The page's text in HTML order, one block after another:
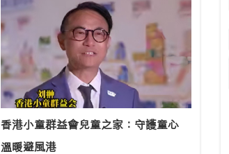
香港小童群益會兒童之家：守護童心
溫暖避風港